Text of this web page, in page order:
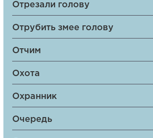
Отрезали голову
Отрубить змее голову
Отчим
Охота
Охранник
Очередь